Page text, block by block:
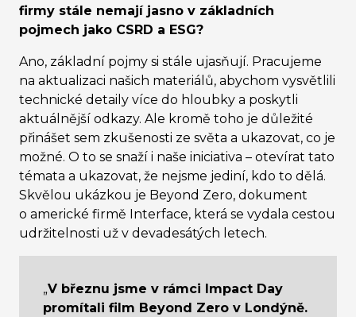
firmy stále nemají jasno v základních
pojmech jako CSRD a ESG?
Ano, základní pojmy si stále ujasňují. Pracujeme
na aktualizaci našich materiálů, abychom vysvětlili
technické detaily více do hloubky a poskytli
aktuálnější odkazy. Ale kromě toho je důležité
přinášet sem zkušenosti ze světa a ukazovat, co je
možné. O to se snaží i naše iniciativa – otevírat tato
témata a ukazovat, že nejsme jediní, kdo to dělá.
Skvělou ukázkou je Beyond Zero, dokument
o americké firmě Interface, která se vydala cestou
udržitelnosti už v devadesátých letech.
„V březnu jsme v rámci Impact Day
promítali film Beyond Zero v Londýně.